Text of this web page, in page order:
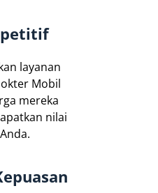
layanan
Mobil
mereka
nilai